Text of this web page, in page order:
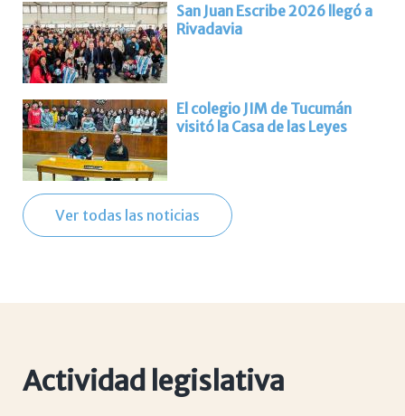
San Juan Escribe 2026 llegó a
Rivadavia
El colegio JIM de Tucumán
visitó la Casa de las Leyes
Ver todas las noticias
Actividad legislativa